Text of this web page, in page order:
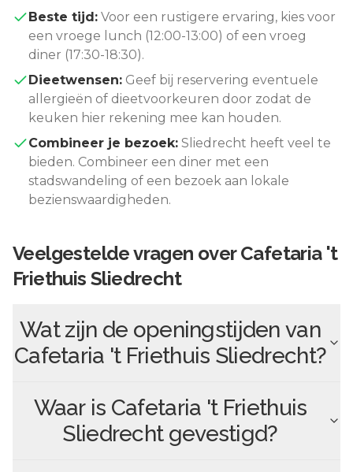
Beste tijd: Voor een rustigere ervaring, kies voor
een vroege lunch (12:00-13:00) of een vroeg
diner (17:30-18:30).
Dieetwensen: Geef bij reservering eventuele
allergieën of dieetvoorkeuren door zodat de
keuken hier rekening mee kan houden.
Combineer je bezoek: Sliedrecht heeft veel te
bieden. Combineer een diner met een
stadswandeling of een bezoek aan lokale
bezienswaardigheden.
Veelgestelde vragen overCafetaria 't
Friethuis Sliedrecht
Wat zijn de openingstijden van
Cafetaria 't Friethuis Sliedrecht?
Waar is Cafetaria 't Friethuis
Sliedrechtgevestigd?